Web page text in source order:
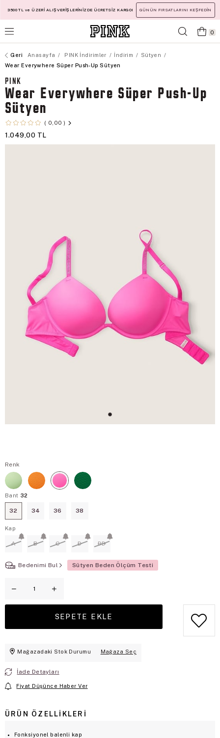
3500 TL ve ÜZERİ ALIŞVERİŞLERİNİZDE ÜCRETSİZ KARGO! GÜNÜN FIRSATLARINI KEŞFEDİN
0
Anasayfa PINK İndirimler İndirim
Sütyen
Wear Everywhere Süper Push-Up Sütyen
PINK
Wear Everywhere Süper Push-Up
Sütyen
0,00
1.049,00 TL
Renk
Bant 32
32 34 36 38
Kap
A B C D DD
Bedenimi Bul Sütyen Beden Ölçüm Testi
Mağazadaki Stok Durumu Mağaza Seç
İade Detayları
Fiyat Düşünce Haber Ver
ÜRÜN ÖZELLIKLERI
Fonksiyonel balenli kap